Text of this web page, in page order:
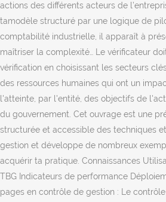
actions des différents acteurs de
tamodèle structuré par une logique de
comptabilité industrielle, il apparaît à
maîtriser la complexité… Le vérificateur
vérification en choisissant les secteurs
des ressources humaines qui ont un
l'atteinte, par l'entité, des objectifs de
du gouvernement. Cet ouvrage est une
structurée et accessible des techniques
gestion et développe de nombreux
acquérir ta pratique. Connaissances
TBG Indicateurs de performance
pages en contrôle de gestion : Le